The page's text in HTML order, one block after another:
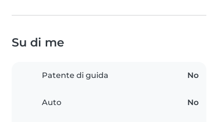
Su di me
Patente di guida No
Auto No